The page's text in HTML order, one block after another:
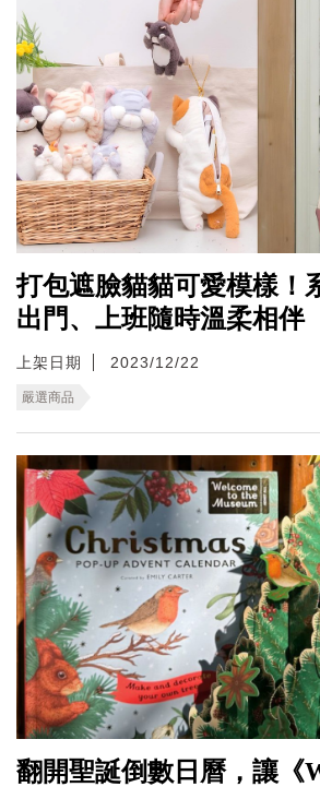
打包遮臉貓貓可愛模樣！
出門、上班隨時溫柔相伴
上架日期 2023/12/22
嚴選商品
翻開聖誕倒數日曆，讓《